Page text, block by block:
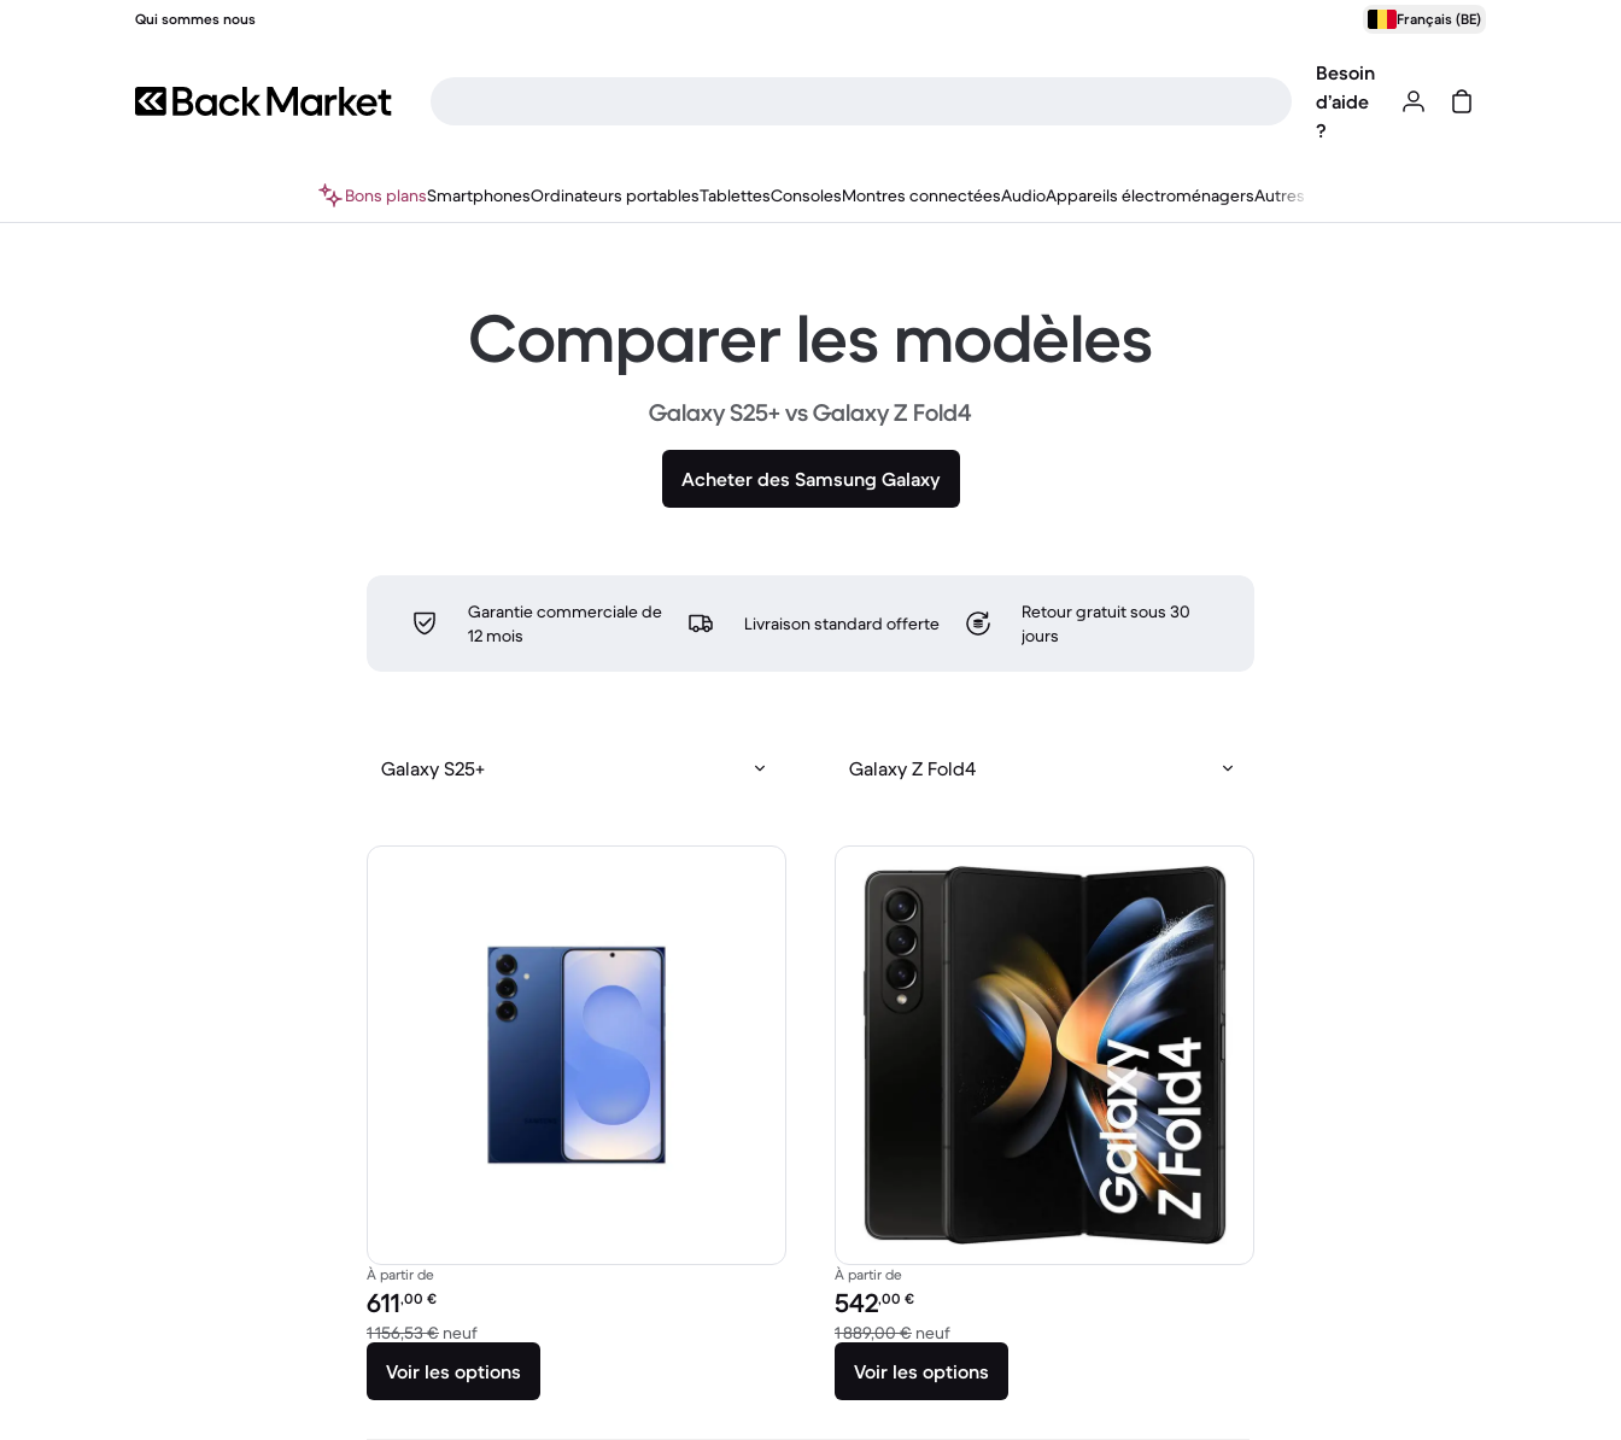
Qui sommes nous Français (BE)
Besoin
d’aide
?
Bons plansSmartphonesOrdinateurs portablesTablettesConsolesMontres connectéesAudioAppareils électroménagersAutres
Comparer les modèles
Galaxy S25+ vs Galaxy Z Fold4
Acheter des Samsung Galaxy
Garantie commerciale de
12 mois
Livraison standard offerte
Retour gratuit sous 30
jours
Galaxy S25+ Galaxy Z Fold4
À partir de
Prix reconditionné :
611,00 €
1 156,53 € neufcontre 1 156,53 € neuf
Voir les options
À partir de
Prix reconditionné :
542,00 €
1 889,00 € neufcontre 1 889,00 € neuf
Voir les options